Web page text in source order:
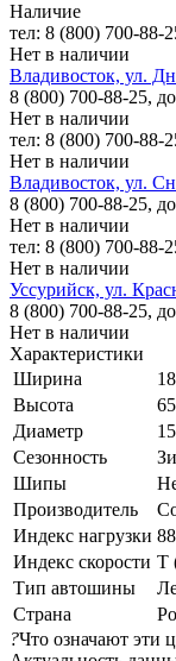
Наличие
тел: 8 (800) 700-88-
Нет в наличии
Владивосток, ул.
8 (800) 700-88-25,
Нет в наличии
тел: 8 (800) 700-88-
Нет в наличии
Владивосток, ул.
8 (800) 700-88-25,
Нет в наличии
тел: 8 (800) 700-88-
Нет в наличии
Уссурийск, ул.
8 (800) 700-88-25,
Нет в наличии
Характеристики
Ширина
Высота
65
Диаметр
15
Сезонность
Шипы
Производитель
Индекс нагрузки
Индекс скорости T
Тип автошины
Страна
?Что означают эти